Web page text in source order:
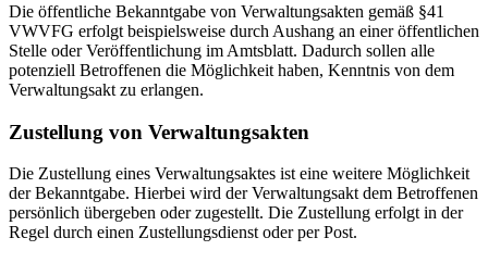
Die öffentliche Bekanntgabe von Verwaltungsakten gemäß §41
VWVFG erfolgt beispielsweise durch Aushang an einer öffentlichen
Stelle oder Veröffentlichung im Amtsblatt. Dadurch sollen alle
potenziell Betroffenen die Möglichkeit haben, Kenntnis von dem
Verwaltungsakt zu erlangen.
Zustellung von Verwaltungsakten
Die Zustellung eines Verwaltungsaktes ist eine weitere Möglichkeit
der Bekanntgabe. Hierbei wird der Verwaltungsakt dem Betroffenen
persönlich übergeben oder zugestellt. Die Zustellung erfolgt in der
Regel durch einen Zustellungsdienst oder per Post.